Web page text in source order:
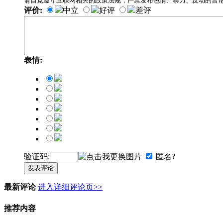
评价: 中立 好评 差评
表情:
验证码: 匿名?
发表评论
最新评论 进入详细评论页>>
推荐内容